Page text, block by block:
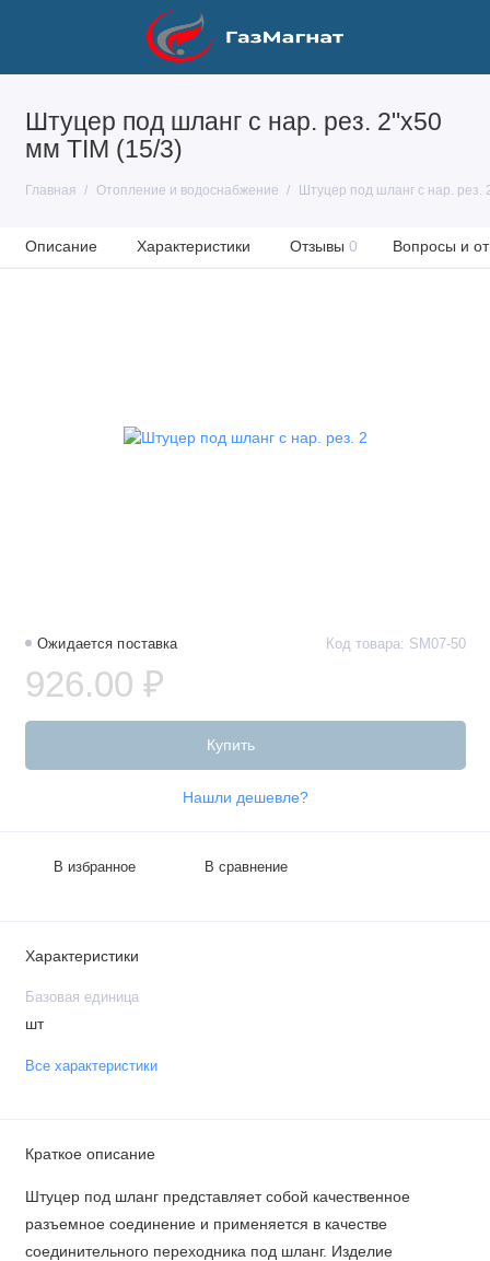
Штуцер под шланг с нар. рез. 2"х50
мм TIM (15/3)
Главная Отопление и водоснабжение Штуцер под шланг с нар. рез.
Описание Характеристики Отзывы 0 Вопросы и
Ожидается поставка Код товара: SM07-50
926.00 ₽
Купить
Нашли дешевле?
В избранное В сравнение
Характеристики
Базовая единица
шт
Все характеристики
Краткое описание
Штуцер под шланг представляет собой качественное
разъемное соединение и применяется в качестве
соединительного переходника под шланг. Изделие